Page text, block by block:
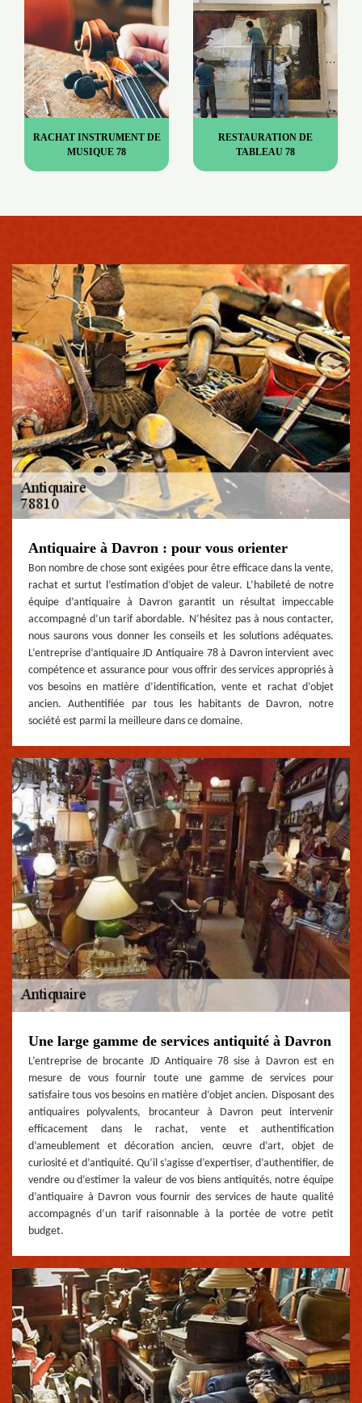
RACHAT INSTRUMENT DE
MUSIQUE 78
RESTAURATION DE
TABLEAU 78
Antiquaire à Davron : pour vous orienter
Bon nombre de chose sont exigées pour être efficace dans la vente,
rachat et surtut l’estimation d’objet de valeur. L’habileté de notre
équipe d’antiquaire à Davron garantit un résultat impeccable
accompagné d’un tarif abordable. N’hésitez pas à nous contacter,
nous saurons vous donner les conseils et les solutions adéquates.
L’entreprise d’antiquaire JD Antiquaire 78 à Davron intervient avec
compétence et assurance pour vous offrir des services appropriés à
vos besoins en matière d’identification, vente et rachat d’objet
ancien. Authentifiée par tous les habitants de Davron, notre
société est parmi la meilleure dans ce domaine.
Une large gamme de services antiquité à Davron
L’entreprise de brocante JD Antiquaire 78 sise à Davron est en
mesure de vous fournir toute une gamme de services pour
satisfaire tous vos besoins en matière d’objet ancien. Disposant des
antiquaires polyvalents, brocanteur à Davron peut intervenir
efficacement dans le rachat, vente et authentification
d’ameublement et décoration ancien, œuvre d’art, objet de
curiosité et d’antiquité. Qu’il s’agisse d’expertiser, d’authentifier, de
vendre ou d’estimer la valeur de vos biens antiquités, notre équipe
d’antiquaire à Davron vous fournir des services de haute qualité
accompagnés d’un tarif raisonnable à la portée de votre petit
budget.